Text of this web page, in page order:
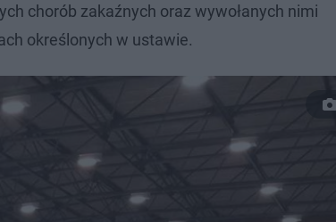
chorób zakaźnych oraz wywołanych nimi
określonych w ustawie.